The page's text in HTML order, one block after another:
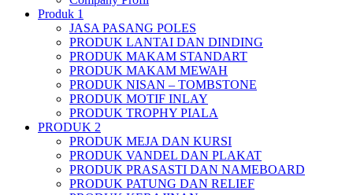
Produk 1
JASA PASANG POLES
PRODUK LANTAI DAN DINDING
PRODUK MAKAM STANDART
PRODUK MAKAM MEWAH
PRODUK NISAN – TOMBSTONE
PRODUK MOTIF INLAY
PRODUK TROPHY PIALA
PRODUK 2
PRODUK MEJA DAN KURSI
PRODUK VANDEL DAN PLAKAT
PRODUK PRASASTI DAN NAMEBOARD
PRODUK PATUNG DAN RELIEF